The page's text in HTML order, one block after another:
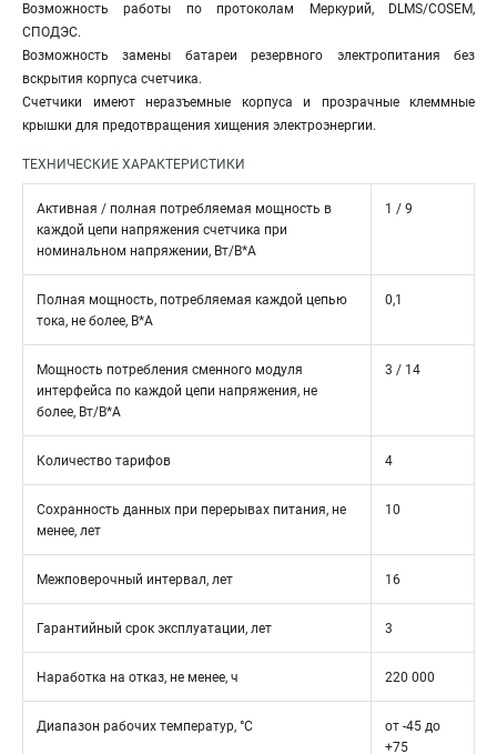
Возможность работы по протоколам Меркурий, DLMS/COSEM,
СПОДЭС.
Возможность замены батареи резервного электропитания без
вскрытия корпуса счетчика.
Счетчики имеют неразъемные корпуса и прозрачные клеммные
крышки для предотвращения хищения электроэнергии.
ТЕХНИЧЕСКИЕ ХАРАКТЕРИСТИКИ
Активная / полная потребляемая мощность в
каждой цепи напряжения счетчика при
номинальном напряжении, Вт/В*А
1 / 9
Полная мощность, потребляемая каждой цепью
тока, не более, В*А
0,1
Мощность потребления сменного модуля
интерфейса по каждой цепи напряжения, не
более, Вт/В*А
3 / 14
Количество тарифов 4
Сохранность данных при перерывах питания, не
менее, лет
10
Межповерочный интервал, лет 16
Гарантийный срок эксплуатации, лет 3
Наработка на отказ, не менее, ч 220 000
Диапазон рабочих температур, °С
от -45 до
+75